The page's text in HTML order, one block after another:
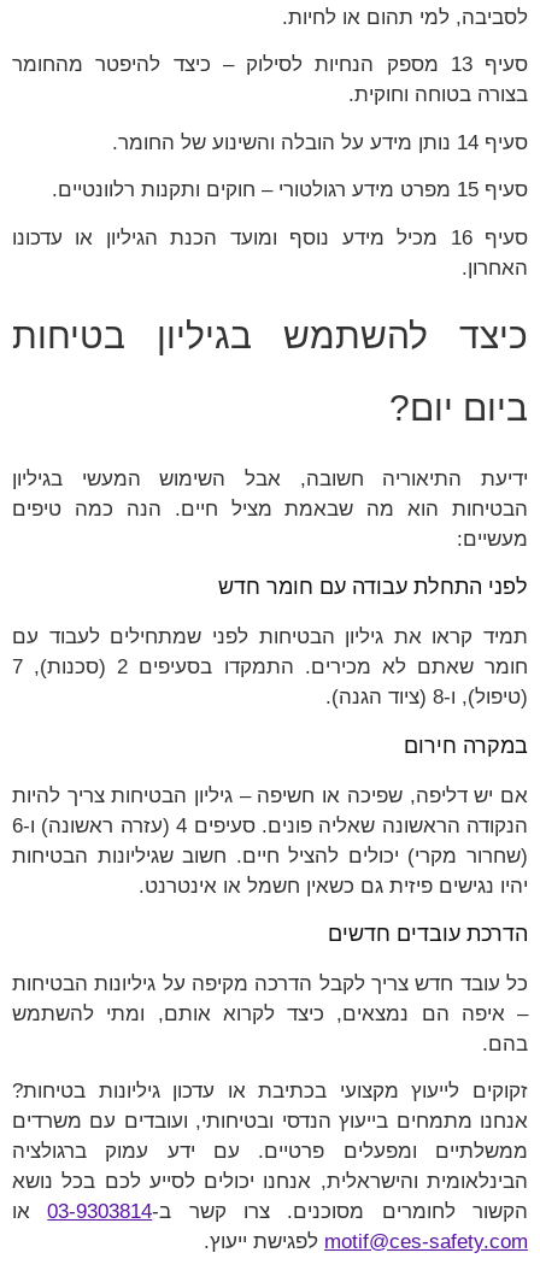
לסביבה, למי תהום או לחיות.
סעיף 13 מספק הנחיות לסילוק – כיצד להיפטר מהחומר
בצורה בטוחה וחוקית.
סעיף 14 נותן מידע על הובלה והשינוע של החומר.
סעיף 15 מפרט מידע רגולטורי – חוקים ותקנות רלוונטיים.
סעיף 16 מכיל מידע נוסף ומועד הכנת הגיליון או עדכונו
האחרון.
כיצד להשתמש בגיליון בטיחות
ביום יום?
ידיעת התיאוריה חשובה, אבל השימוש המעשי בגיליון
הבטיחות הוא מה שבאמת מציל חיים. הנה כמה טיפים
מעשיים:
לפני התחלת עבודה עם חומר חדש
תמיד קראו את גיליון הבטיחות לפני שמתחילים לעבוד עם
חומר שאתם לא מכירים. התמקדו בסעיפים 2 (סכנות), 7
(טיפול), ו-8 (ציוד הגנה).
במקרה חירום
אם יש דליפה, שפיכה או חשיפה – גיליון הבטיחות צריך להיות
הנקודה הראשונה שאליה פונים. סעיפים 4 (עזרה ראשונה) ו-6
(שחרור מקרי) יכולים להציל חיים. חשוב שגיליונות הבטיחות
יהיו נגישים פיזית גם כשאין חשמל או אינטרנט.
הדרכת עובדים חדשים
כל עובד חדש צריך לקבל הדרכה מקיפה על גיליונות הבטיחות
– איפה הם נמצאים, כיצד לקרוא אותם, ומתי להשתמש
בהם.
זקוקים לייעוץ מקצועי בכתיבת או עדכון גיליונות בטיחות?
אנחנו מתמחים בייעוץ הנדסי ובטיחותי, ועובדים עם משרדים
ממשלתיים ומפעלים פרטיים. עם ידע עמוק ברגולציה
הבינלאומית והישראלית, אנחנו יכולים לסייע לכם בכל נושא
הקשור לחומרים מסוכנים. צרו קשר ב-03-9303814או
motif@ces-safety.com לפגישת ייעוץ.